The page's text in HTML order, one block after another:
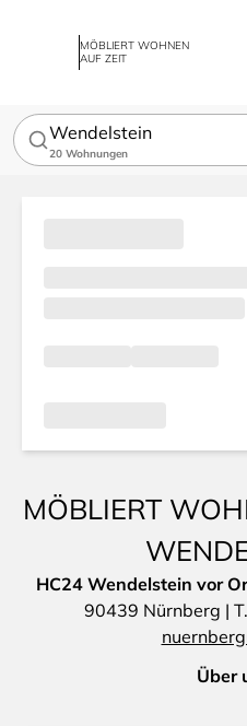
MÖBLIERT WOHNEN
AUF ZEIT
Wendelstein
20 Wohnungen
MÖBLIERT
HC24 Wendelstein vor
90439 Nürnberg | T.
Über